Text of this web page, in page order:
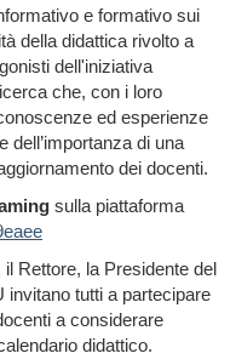
e formativo sui
della didattica rivolto a
dell'iniziativa
che, con i loro
ed esperienze
dell’importanza di una
dei docenti.
sulla piattaforma
Rettore, la Presidente del
invitano tutti a partecipare
a considerare
didattico.